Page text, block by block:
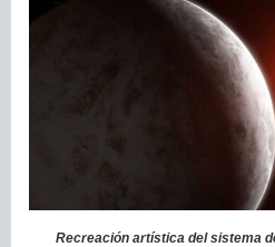
Recreación artística del sistema